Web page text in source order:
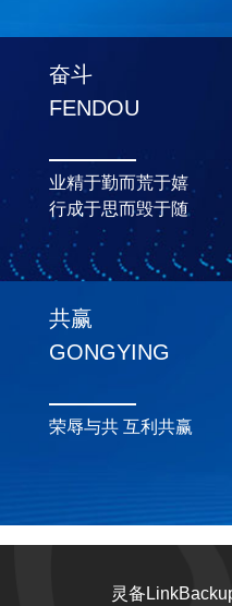
奋斗
FENDOU
业精于勤而荒于嬉
行成于思而毁于随
共赢
GONGYING
荣辱与共 互利共赢
灵备